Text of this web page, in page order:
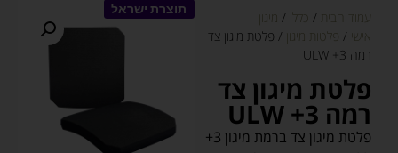
עמוד הבית /
/ מיגון
אישי / פלטות מיגון
/ פלטת מיגון צד
רמה 3+ ULW
פלטת מיגון צד
רמה 3+ ULW
פלטת מיגון צד ברמת מיגון 3+
תוצרת ישראל